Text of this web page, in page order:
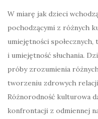
W miarę jak dzieci
pochodzącymi z różnych
umiejętności
i umiejętność słuchania.
próby zrozumienia
tworzeniu zdrowych
Różnorodność kulturowa
konfrontacji z odmiennej